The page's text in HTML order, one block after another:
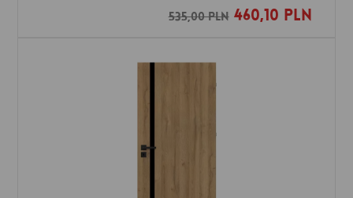
535,00 PLN460,10 PLN
Dodaj do ulubionych